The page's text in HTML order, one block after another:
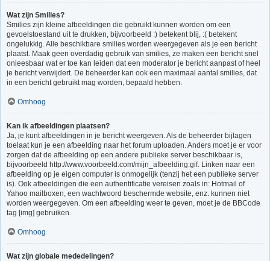
Wat zijn Smilies?
Smilies zijn kleine afbeeldingen die gebruikt kunnen worden om een
gevoelstoestand uit te drukken, bijvoorbeeld :) betekent blij, :( betekent
ongelukkig. Alle beschikbare smilies worden weergegeven als je een bericht
plaatst. Maak geen overdadig gebruik van smilies, ze maken een bericht snel
onleesbaar wat er toe kan leiden dat een moderator je bericht aanpast of heel
je bericht verwijdert. De beheerder kan ook een maximaal aantal smilies, dat
in een bericht gebruikt mag worden, bepaald hebben.
Omhoog
Kan ik afbeeldingen plaatsen?
Ja, je kunt afbeeldingen in je bericht weergeven. Als de beheerder bijlagen
toelaat kun je een afbeelding naar het forum uploaden. Anders moet je er voor
zorgen dat de afbeelding op een andere publieke server beschikbaar is,
bijvoorbeeld http://www.voorbeeld.com/mijn_afbeelding.gif. Linken naar een
afbeelding op je eigen computer is onmogelijk (tenzij het een publieke server
is). Ook afbeeldingen die een authentificatie vereisen zoals in: Hotmail of
Yahoo mailboxen, een wachtwoord beschermde website, enz. kunnen niet
worden weergegeven. Om een afbeelding weer te geven, moet je de BBCode
tag [img] gebruiken.
Omhoog
Wat zijn globale mededelingen?